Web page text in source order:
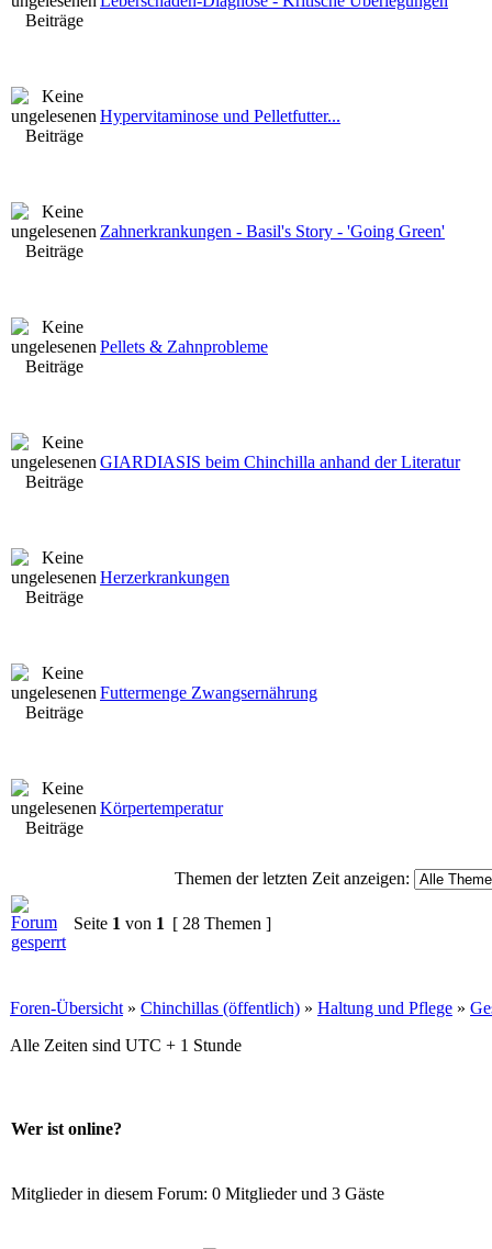
Hypervitaminose und Pelletfutter...
Zahnerkrankungen - Basil's Story - 'Going Green'
Pellets & Zahnprobleme
GIARDIASIS beim Chinchilla anhand der Literatur
Herzerkrankungen
Futtermenge Zwangsernährung
Körpertemperatur
Themen der letzten Zeit anzeigen:
Seite 1 von 1 [ 28 Themen ]
Foren-Übersicht » Chinchillas (öffentlich) » Haltung und Pflege »
Alle Zeiten sind UTC + 1 Stunde
Wer ist online?
Mitglieder in diesem Forum: 0 Mitglieder und 3 Gäste